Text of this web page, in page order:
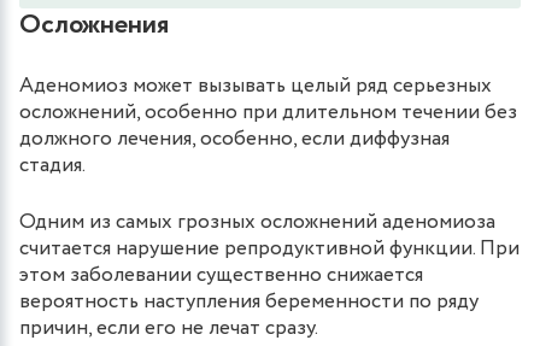
Осложнения
Аденомиоз может вызывать целый ряд серьезных
осложнений, особенно при длительном течении без
должного лечения, особенно, если диффузная
стадия.
Одним из самых грозных осложнений аденомиоза
считается нарушение репродуктивной функции. При
этом заболевании существенно снижается
вероятность наступления беременности по ряду
причин, если его не лечат сразу.